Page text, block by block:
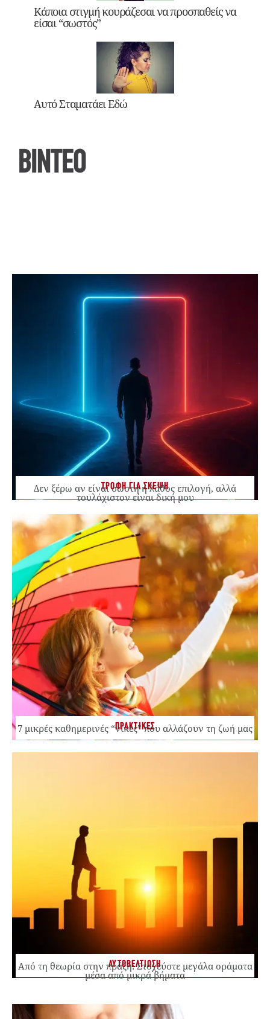
Κάποια στιγμή κουράζεσαι να προσπαθείς να
είσαι “σωστός”
Αυτό Σταματάει Εδώ
ΒΙΝΤΕΟ
ΤΡΟΦΗ ΓΙΑ ΣΚΕΨΗ
Δεν ξέρω αν είναι σωστή ή λάθος επιλογή, αλλά
τουλάχιστον είναι δική μου
ΠΡΑΚΤΙΚΕΣ
7 μικρές καθημερινές “νίκες” που αλλάζουν τη ζωή μας
ΑΥΤΟΒΕΛΤΙΩΣΗ
Από τη θεωρία στην πράξη: Στοχεύστε μεγάλα οράματα
μέσα από μικρά βήματα